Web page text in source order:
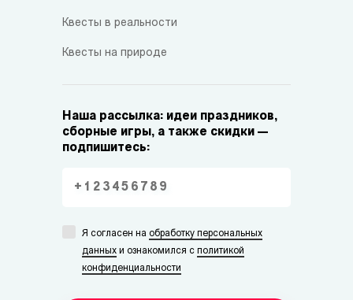
Квесты в реальности
Квесты на природе
Наша рассылка: идеи праздников,
сборные игры, а также скидки —
подпишитесь:
Я согласен на обработку персональных
данных и ознакомился с политикой
конфиденциальности